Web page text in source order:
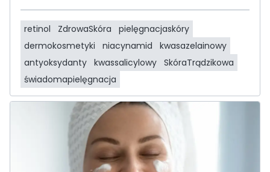
retinol ZdrowaSkóra
pielęgnacjaskóry
dermokosmetyki
niacynamid
kwasazelainowy
antyoksydanty kwassalicylowy SkóraTrądzikowa
świadomapielęgnacja